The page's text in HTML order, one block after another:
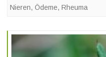
Nieren, Ödeme, Rheuma